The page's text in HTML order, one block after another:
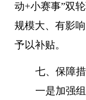
动+小赛事”双
规模大、有影
予以补贴。
七、 保障
一是加强